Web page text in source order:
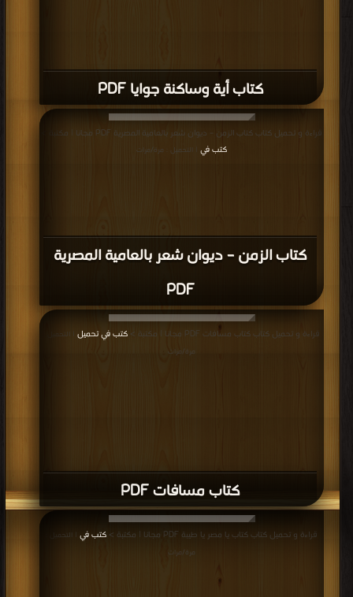
كتاب أية وساكنة جوايا PDF
كتاب الزمن – ديوان شعر بالعامية المصرية
PDF
قراءة و تحميل كتاب كتاب الزمن – ديوان شعر بالعامية المصرية PDF مجانا | مكتبة >
كتب في
| التحميل : مرة/مرات
كتاب مسافات PDF
قراءة و تحميل كتاب كتاب مسافات PDF مجانا | مكتبة > كتب في تحميل
| التحميل :
مرة/مرات
قراءة و تحميل كتاب كتاب يا مصر يا طيبة PDF مجانا | مكتبة > كتب في
| التحميل :
مرة/مرات